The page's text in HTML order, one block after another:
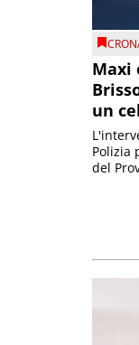
Maxi
un
Polizia
del